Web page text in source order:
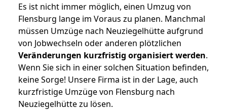
Es ist nicht immer möglich, einen Umzug von
Flensburg lange im Voraus zu planen. Manchmal
müssen Umzüge nach Neuziegelhütte aufgrund
von Jobwechseln oder anderen plötzlichen
Veränderungen kurzfristig organisiert werden.
Wenn Sie sich in einer solchen Situation befinden,
keine Sorge! Unsere Firma ist in der Lage, auch
kurzfristige Umzüge von Flensburg nach
Neuziegelhütte zu lösen.